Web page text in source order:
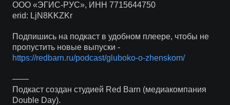
ООО «ЭГИС-РУС», ИНН 7715644750
erid: LjN8KKZKr
Подпишись на подкаст в удобном плеере, чтобы не
пропустить новые выпуски -
https://redbarn.ru/podcast/gluboko-o-zhenskom/
——
Подкаст создан студией Red Barn (медиакомпания
Double Day).